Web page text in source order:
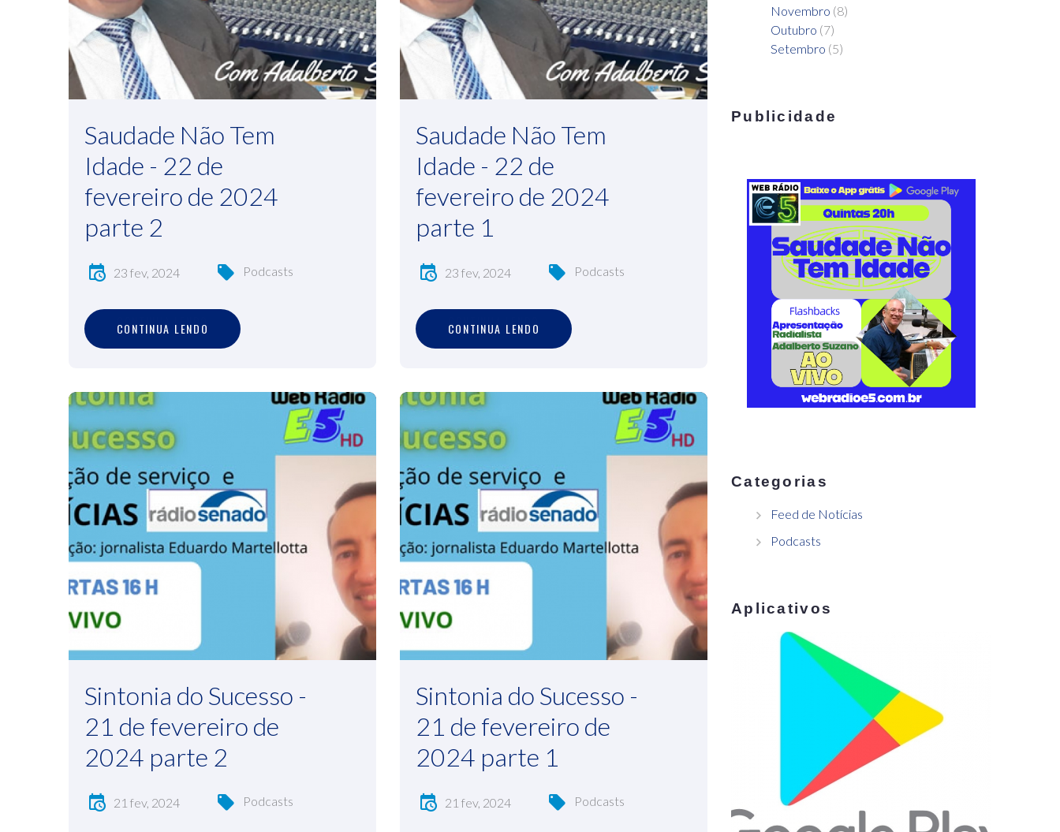
Saudade Não Tem
Idade - 22 de
fevereiro de 2024
parte 2
23 fev, 2024 Podcasts
CONTINUA LENDO
Saudade Não Tem
Idade - 22 de
fevereiro de 2024
parte 1
23 fev, 2024 Podcasts
CONTINUA LENDO
Sintonia do Sucesso -
21 de fevereiro de
2024 parte 2
21 fev, 2024 Podcasts
Sintonia do Sucesso -
21 de fevereiro de
2024 parte 1
21 fev, 2024 Podcasts
Novembro (8)
Outubro (7)
Setembro (5)
Publicidade
Categorias
Feed de Notícias
Podcasts
Aplicativos